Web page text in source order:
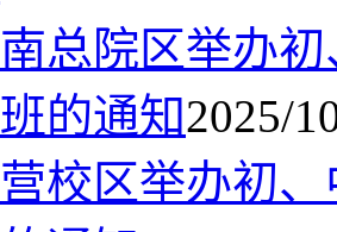
总院区举办
的通知2025/
校区举办初